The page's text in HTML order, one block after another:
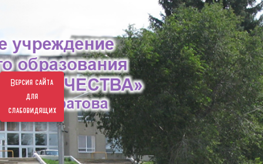
Версия сайта
для
слабовидящих